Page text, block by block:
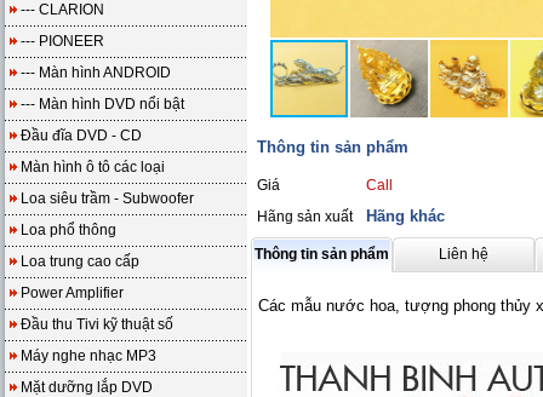
--- CLARION
--- PIONEER
--- Màn hình ANDROID
--- Màn hình DVD nổi bật
Đầu đĩa DVD - CD
Màn hình ô tô các loại
Loa siêu trầm - Subwoofer
Loa phổ thông
Loa trung cao cấp
Power Amplifier
Đầu thu Tivi kỹ thuật số
Máy nghe nhạc MP3
Mặt dưỡng lắp DVD
Thông tin sản phẩm
Giá
Call
Hãng sản xuất
Hãng khác
Thông tin sản phẩm Liên hệ
Các mẫu nước hoa, tượng phong thủy